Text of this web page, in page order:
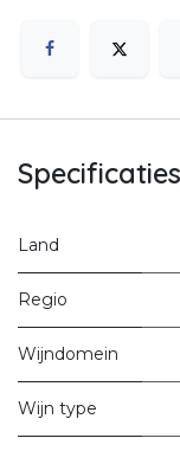
Specificaties
Land
Regio
Wijndomein
Wijn type